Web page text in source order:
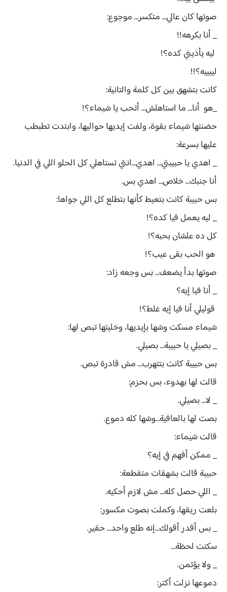
صوتها كان عالي… متكسر… موجوع:
_ أنا بكرهه!!
ليه يأذيني كده؟!
لييييه؟!!
كانت بتشهق بين كل كلمة والتانية:
_هو أنا… ما استاهلش… أتحب يا شيماء؟!
حضنتها شيماء بقوة، ولفت إيديها حواليها، وابتدت تطبطب
عليها بسرعة:
_ اهدي يا حبيبتي… اهدي…انتي تستاهلي كل الحلو اللي في الدنيا.
أنا جنبك… خلاص… اهدي بس.
بس حبيبة كانت بتعيط كأنها بتطلع كل اللي جواها:
_ ليه يعمل فيا كده؟!
كل ده علشان بحبه؟!
هو الحب بقى عيب؟!
صوتها بدأ يضعف… بس وجعه زاد:
_ أنا فيا إيه؟
قوليلي أنا فيا إيه غلط؟!
شيماء مسكت وشها بإيديها، وخليتها تبص لها:
_ بصيلي يا حبيبة… بصيلي.
بس حبيبة كانت بتتهرب… مش قادرة تبص.
قالت لها بهدوء، بس بحزم:
_ لا… بصيلي.
بصت لها بالعافية…وشها كله دموع.
قالت شيماء:
_ ممكن أفهم في إيه؟
حبيبة قالت بشهقات متقطعة:
_ اللي حصل كله… مش لازم أحكيه.
بلعت ريقها، وكملت بصوت مكسور:
_ بس أقدر أقولك…إنه طلع واحد… حقير.
سكتت لحظة…
_ ولا يؤتمن.
دموعها نزلت أكتر: